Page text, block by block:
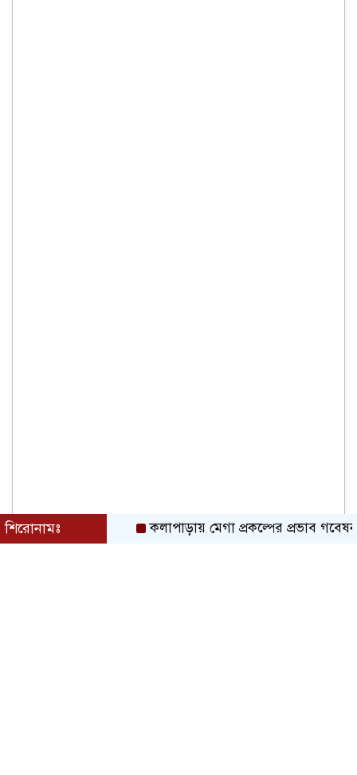
শিরোনামঃ কলাপাড়ায় মেগা প্রকল্পের প্রভাব গবেষনামূলক